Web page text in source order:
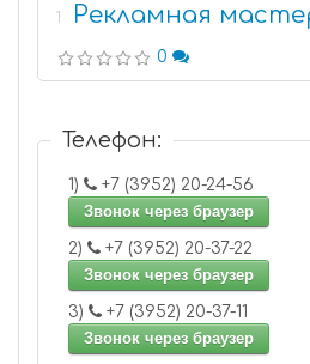
1 Рекламная
0
Телефон:
1)
+7 (3952) 20-24-56
Звонок через браузер
2)
+7 (3952) 20-37-22
Звонок через браузер
3)
+7 (3952) 20-37-11
Звонок через браузер